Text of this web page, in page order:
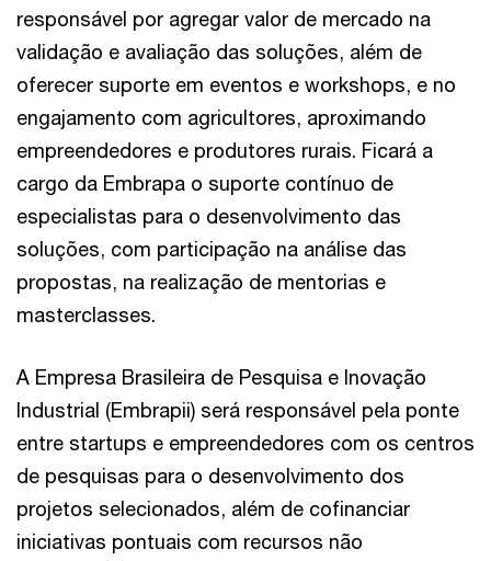
responsável por agregar valor de mercado na
validação e avaliação das soluções, além de
oferecer suporte em eventos e workshops, e no
engajamento com agricultores, aproximando
empreendedores e produtores rurais. Ficará a
cargo da Embrapa o suporte contínuo de
especialistas para o desenvolvimento das
soluções, com participação na análise das
propostas, na realização de mentorias e
masterclasses.
A Empresa Brasileira de Pesquisa e Inovação
Industrial (Embrapii) será responsável pela ponte
entre startups e empreendedores com os centros
de pesquisas para o desenvolvimento dos
projetos selecionados, além de cofinanciar
iniciativas pontuais com recursos não